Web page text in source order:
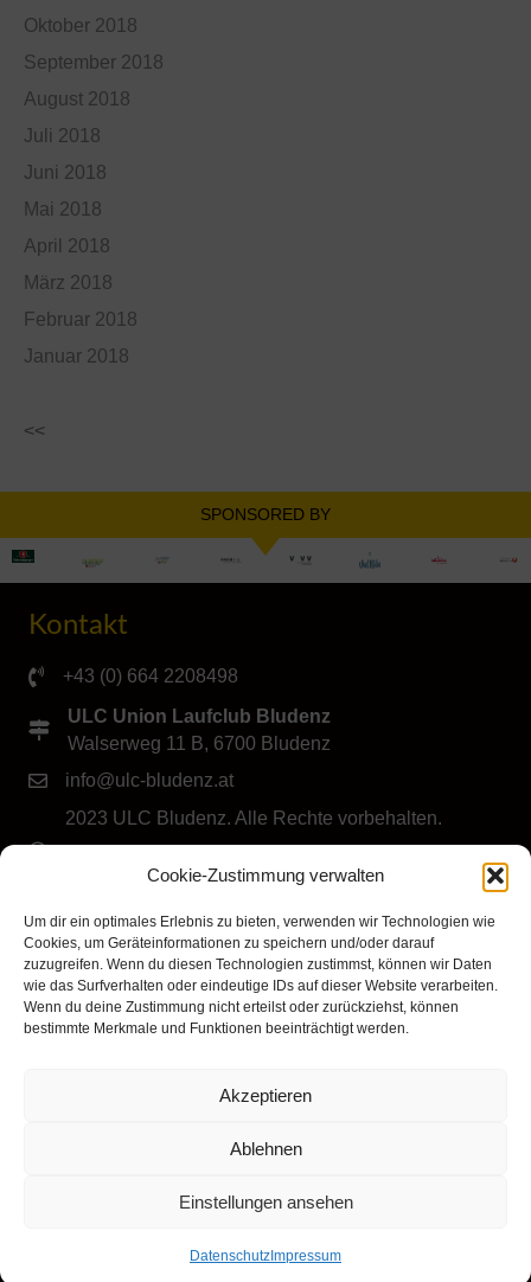
Cookie-Zustimmung verwalten
Um dir ein optimales Erlebnis zu bieten, verwenden wir Technologien wie
Cookies, um Geräteinformationen zu speichern und/oder darauf
zuzugreifen. Wenn du diesen Technologien zustimmst, können wir Daten
wie das Surfverhalten oder eindeutige IDs auf dieser Website verarbeiten.
Wenn du deine Zustimmung nicht erteilst oder zurückziehst, können
bestimmte Merkmale und Funktionen beeinträchtigt werden.
Akzeptieren
Ablehnen
Einstellungen ansehen
Datenschutz Impressum
Oktober 2018
September 2018
August 2018
Juli 2018
Juni 2018
Mai 2018
April 2018
März 2018
Februar 2018
Januar 2018
<<
SPONSORED BY
Kontakt
+43 (0) 664 2208498
ULC Union Laufclub Bludenz
Walserweg 11 B, 6700 Bludenz
info@ulc-bludenz.at
2023 ULC Bludenz. Alle Rechte vorbehalten.
Folge dem ULC Bludenz
Klicke hier, um Marketing-Cookies zu